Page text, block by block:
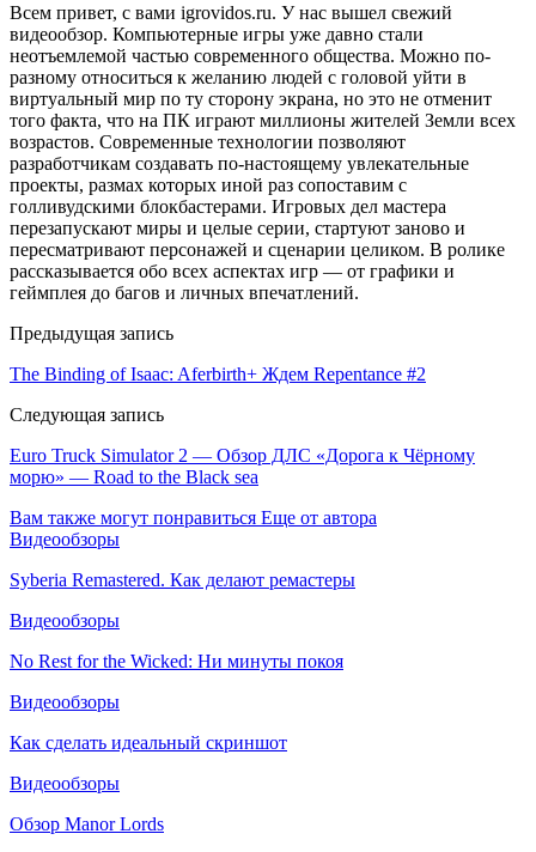
Всем привет, с вами igrovidos.ru. У нас вышел свежий
видеообзор. Компьютерные игры уже давно стали
неотъемлемой частью современного общества. Можно по-
разному относиться к желанию людей с головой уйти в
виртуальный мир по ту сторону экрана, но это не отменит
того факта, что на ПК играют миллионы жителей Земли всех
возрастов. Современные технологии позволяют
разработчикам создавать по-настоящему увлекательные
проекты, размах которых иной раз сопоставим с
голливудскими блокбастерами. Игровых дел мастера
перезапускают миры и целые серии, стартуют заново и
пересматривают персонажей и сценарии целиком. В ролике
рассказывается обо всех аспектах игр — от графики и
геймплея до багов и личных впечатлений.
Предыдущая запись
The Binding of Isaac: Aferbirth+ Ждем Repentance #2
Следующая запись
Euro Truck Simulator 2 — Обзор ДЛС «Дорога к Чёрному
морю» — Road to the Black sea
Вам также могут понравиться Еще от автора
Видеообзоры
Syberia Remastered. Как делают ремастеры
Видеообзоры
No Rest for the Wicked: Ни минуты покоя
Видеообзоры
Как сделать идеальный скриншот
Видеообзоры
Обзор Manor Lords